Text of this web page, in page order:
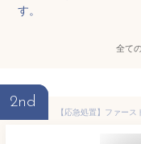
す。
全て
2nd